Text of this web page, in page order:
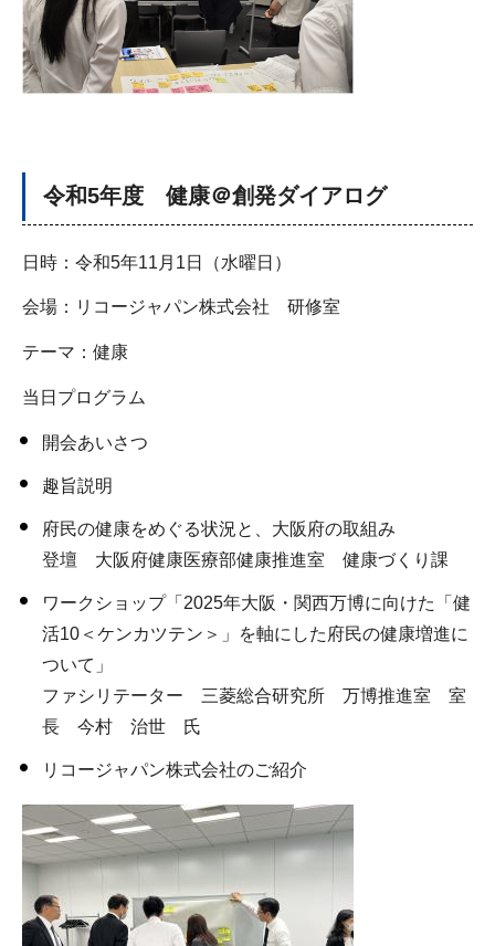
令和5年度 健康＠創発ダイアログ
日時：令和5年11月1日（水曜日）
会場：リコージャパン株式会社 研修室
テーマ：健康
当日プログラム
開会あいさつ
趣旨説明
府民の健康をめぐる状況と、大阪府の取組み
登壇 大阪府健康医療部健康推進室 健康づくり課
ワークショップ「2025年大阪・関西万博に向けた「健
活10＜ケンカツテン＞」を軸にした府民の健康増進に
ついて」
ファシリテーター 三菱総合研究所 万博推進室 室
長 今村 治世 氏
リコージャパン株式会社のご紹介